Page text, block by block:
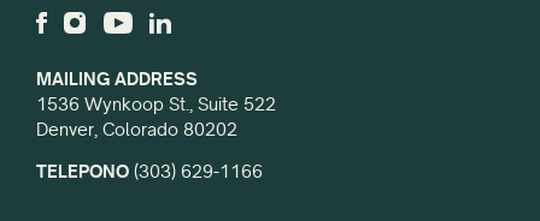
MAILING ADDRESS
1536 Wynkoop St., Suite 522
Denver, Colorado 80202
TELEPONO (303) 629-1166